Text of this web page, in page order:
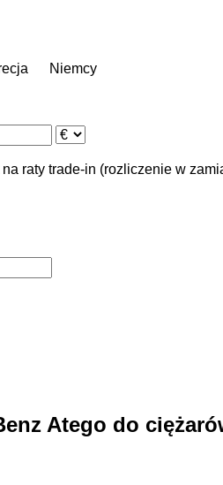
Niemcy
na raty trade-in (rozliczenie w
Atego do